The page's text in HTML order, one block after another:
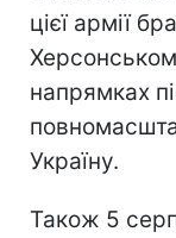
цієї армії
напрямках
Україну.
Також 5